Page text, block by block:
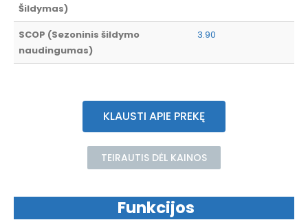
Šildymas)
SCOP (Sezoninis šildymo
naudingumas)
3.90
KLAUSTI APIE PREKĘ
TEIRAUTIS DĖL KAINOS
Funkcijos